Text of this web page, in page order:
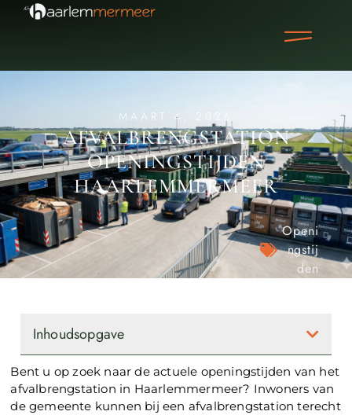
MAART 4, 2026
AFVALBRENGSTATION
OPENINGSTIJDEN
HAARLEMMERMEER
Openi
ngstij
den
Bent u op zoek naar de actuele openingstijden van het
afvalbrengstation in Haarlemmermeer? Inwoners van
de gemeente kunnen bij een afvalbrengstation terecht
Inhoudsopgave